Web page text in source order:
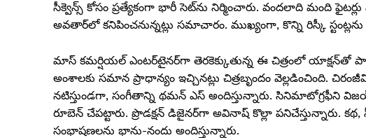
సీక్వెన్స్ కోసం ప్రత్యేకంగా భారీ సెట్‌ను నిర్మించారు. వందలాది మంది
అవతార్‌లో కనిపించనున్నట్లు సమాచారం. ముఖ్యంగా, కొన్ని రిస్కీ
మాస్ కమర్షియల్ ఎంటర్‌టైనర్‌గా తెరకెక్కుతున్న ఈ చిత్రంలో యాక్షన్‌తో
అంశాలకు సమాన ప్రాధాన్యం ఇచ్చినట్లు చిత్రబృందం వెల్లడించింది.
నటిస్తుండగా, సంగీతాన్ని థమన్ ఎస్ అందిస్తున్నారు. సినిమాటోగ్రఫీని
రూబెన్ చేపట్టారు. ప్రొడక్షన్ డిజైనర్‌గా అవినాష్ కొల్లా పనిచేస్తున్నారు. కథ,
సంభాషణలను భాను-నందు అందిస్తున్నారు.